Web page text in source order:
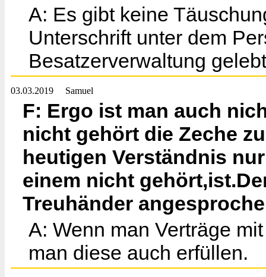
A: Es gibt keine
Unterschrift unter dem
Besatzerverwaltung
03.03.2019 Samuel
F: Ergo ist man auch
nicht gehört die Zeche
heutigen Verständnis
einem nicht
Treuhänder
A: Wenn man Verträge
man diese auch erfüllen.